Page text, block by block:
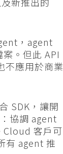
，agent
。但此 API
不應用於商業
SDK，讓開
協調 agent
Cloud 客戶可
有 agent 推